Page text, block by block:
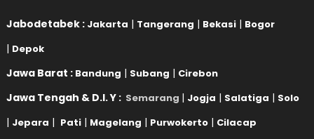
Jabodetabek : Jakarta | Tangerang | Bekasi | Bogor
| Depok
Jawa Barat : Bandung | Subang | Cirebon
Jawa Tengah & D.I. Y : Semarang | Jogja | Salatiga | Solo
| Jepara | Pati | Magelang | Purwokerto | Cilacap